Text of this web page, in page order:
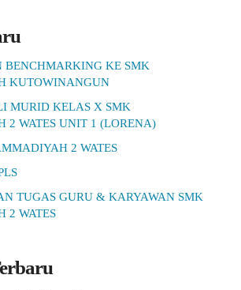
BENCHMARKING KE SMK
KUTOWINANGUN
MURID KELAS X SMK
2 WATES UNIT 1 (LORENA)
2 WATES
TUGAS GURU & KARYAWAN SMK
2 WATES